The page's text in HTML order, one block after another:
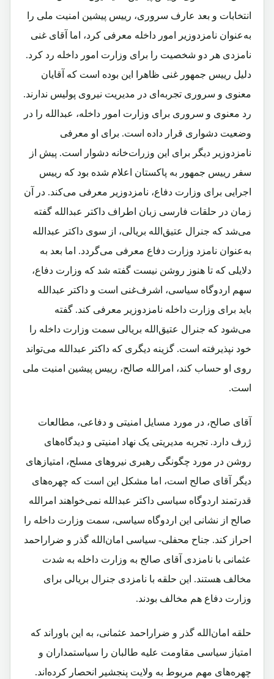
انتخابات و بعد عارف سروری، رییس پیشین امنیت ملی را
به‌عنوان نامزدوزیر امور داخله معرفی کرد، اما آقای غنی
نامزدی هر دو شخصیت را برای وزارت امور داخله رد کرد.
دلیل رییس‌ جمهور غنی ظاهرا این بوده است که آقایان
معنوی و سروری تجربه‌ای در مدیریت نیروی پولیس ندارند.
رد معنوی و سروری برای وزارت امور داخله، عبدالله را در
وضعیت دشواری قرار داده است. برای او معرفی
نامزدوزیر دیگر برای این وزرات‌خانه دشوار است. پیش از
سفر رییس‌ جمهور به پاکستان اعلام شده بود که رییس
اجرایی برای وزارت دفاع، نامزد‌وزیر معرفی می‌کند. در آن
زمان در حلقات فارسی ‌زبان اطراف داکتر عبدالله گفته
می‌شد که جنرال عتیق‌الله بریالی، از سوی داکتر عبدالله
به‌عنوان نامزد وزارت دفاع معرفی می‌گردد. اما بعد به
دلایلی که تا هنوز روشن نیست گفته شد که وزارت دفاع،
سهم اردوگاه سیاسی، اشرف‌غنی است و داکتر عبدالله
باید برای وزارت داخله نامزدوزیر معرفی کند. گفته
می‌شود که جنرال عتیق‌الله بریالی سمت وزارت داخله را
خود نپذیرفته است. گزینه دیگری که داکتر عبدالله می‌تواند
روی او حساب کند، امرالله صالح، رییس پیشین امنیت ملی
است.
آقای صالح، در مورد مسایل امنیتی و دفاعی، مطالعات
ژرف دارد. تجربه مدیریتی یک نهاد امنیتی و دیدگاه‌های
روشن در مورد چگونگی رهبری نیروهای مسلح، امتیازهای
دیگر آقای صالح است، اما مشکل این است که چهره‌های
قدرتمند اردوگاه سیاسی داکتر عبدالله نمی‌خواهند امرالله
صالح از نشانی این اردوگاه سیاسی، سمت وزارت داخله را
احراز کند. جناح محفلی- سیاسی امان‌الله گذر و ضراراحمد
عثمانی با نامزدی آقای صالح به وزارت داخله به شدت
مخالف هستند. این حلقه با نامزدی جنرال بریالی برای
وزارت دفاع هم مخالف بودند.
حلقه امان‌الله گذر و ضراراحمد عثمانی، به این باوراند که
امتیاز سیاسی مقاومت علیه طالبان را سیاستمداران و
چهره‌های مهم مربوط به ولایت پنجشیر انحصار کرده‌اند.